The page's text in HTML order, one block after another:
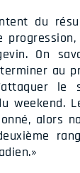
du
On
au
le
weekend.
alors